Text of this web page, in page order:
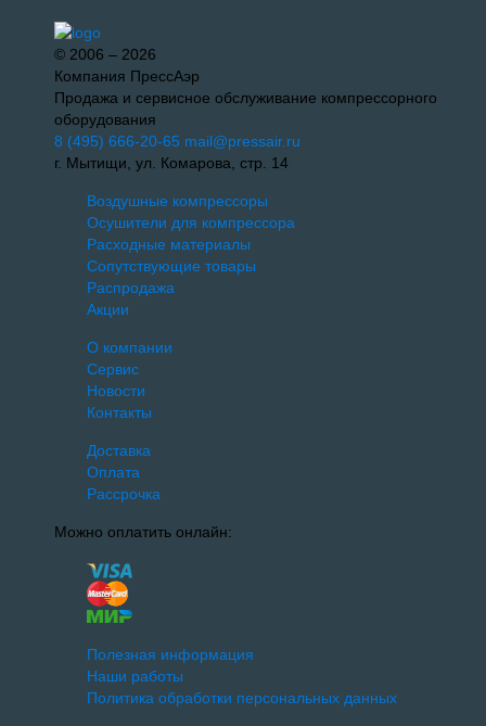
© 2006 – 2026
Компания ПрессАэр
Продажа и сервисное обслуживание компрессорного
оборудования
8 (495) 666-20-65 mail@pressair.ru
г. Мытищи, ул. Комарова, стр. 14
Воздушные компрессоры
Осушители для компрессора
Расходные материалы
Сопутствующие товары
Распродажа
Акции
О компании
Сервис
Новости
Контакты
Доставка
Оплата
Рассрочка
Можно оплатить онлайн:
Полезная информация
Наши работы
Политика обработки персональных данных